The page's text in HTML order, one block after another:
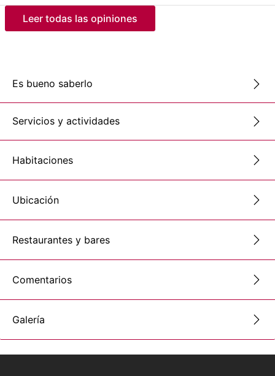
Leer todas las opiniones
Es bueno saberlo
Servicios y actividades
Habitaciones
Ubicación
Restaurantes y bares
Comentarios
Galería